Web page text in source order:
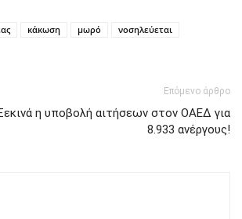
κάκωση μωρό
νοσηλεύεται
Επόμενο άρθρο
η υποβολή αιτήσεων στον ΟΑΕΔ για
8.933 ανέργους!